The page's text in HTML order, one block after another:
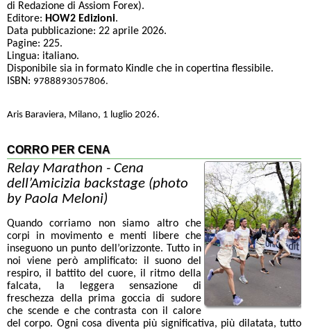
di Redazione di Assiom Forex).
Editore: HOW2 Edizioni.
Data pubblicazione: 22 aprile 2026.
Pagine: 225.
Lingua: italiano.
Disponibile sia in formato Kindle che in copertina flessibile.
ISBN: 9788893057806.
Aris Baraviera, Milano, 1 luglio 2026.
CORRO PER CENA
Relay Marathon - Cena
dell’Amicizia backstage (photo
by Paola Meloni)
Quando corriamo non siamo altro che
corpi in movimento e menti libere che
inseguono un punto dell’orizzonte. Tutto in
noi viene però amplificato: il suono del
respiro, il battito del cuore, il ritmo della
falcata, la leggera sensazione di
freschezza della prima goccia di sudore
che scende e che contrasta con il calore
del corpo. Ogni cosa diventa più significativa, più dilatata, tutto